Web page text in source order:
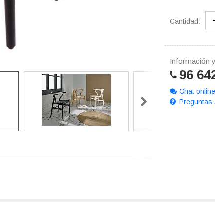
Cantidad:
Información
96
Chat online
Preguntas